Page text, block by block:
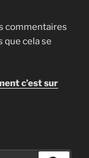
commentaires
que cela se
c’est sur